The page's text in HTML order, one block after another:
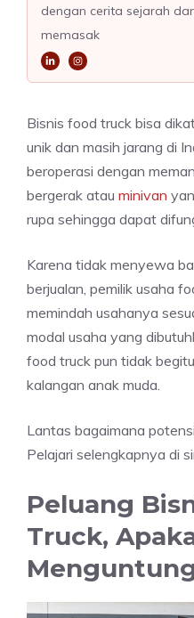
dengan cerita sejarah
memasak
Bisnis food truck bisa
unik dan masih jarang di
beroperasi dengan
bergerak atau minivan
rupa sehingga dapat
Karena tidak menyewa
berjualan, pemilik usaha
memindah usahanya
modal usaha yang
food truck pun tidak
kalangan anak muda.
Lantas bagaimana
Pelajari selengkapnya di
Peluang
Truck,